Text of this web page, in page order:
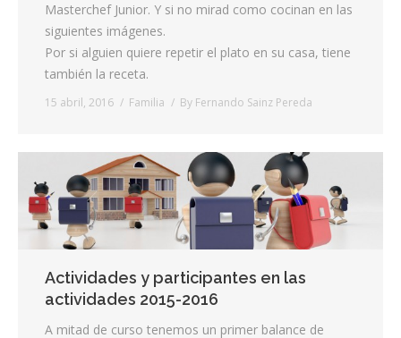
Masterchef Junior. Y si no mirad como cocinan en las
siguientes imágenes.
Por si alguien quiere repetir el plato en su casa, tiene
también la receta.
15 abril, 2016 Familia By Fernando Sainz Pereda
Actividades y participantes en las
actividades 2015-2016
A mitad de curso tenemos un primer balance de